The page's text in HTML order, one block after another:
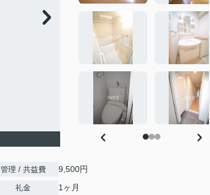
管理 / 共益費 9,500円
礼金 1ヶ月